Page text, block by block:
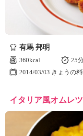
有馬 邦明
360kcal
25分
2014/03/03 きょうの
イタリア風オムレ